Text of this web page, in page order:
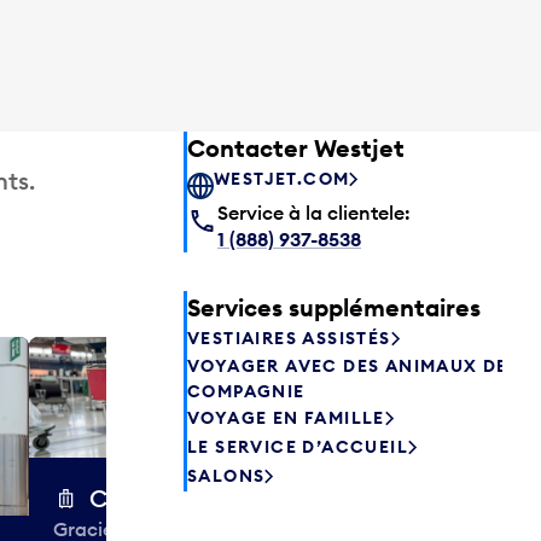
Chariots à bagages
Gracieuseté de la CIBC,
Excess
quelques
Contacter Westjet
WESTJET.COM
Service à la clientele:
1 (888) 937-8538
Services supplémentaires
VESTIAIRES ASSISTÉS
VOYAGER AVEC DES ANIMAUX DE
COMPAGNIE
VOYAGE EN FAMILLE
LE SERVICE D’ACCUEIL
SALONS